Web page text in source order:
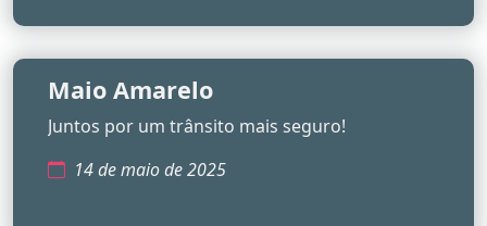
Maio Amarelo
Juntos por um trânsito mais seguro!
14 de maio de 2025